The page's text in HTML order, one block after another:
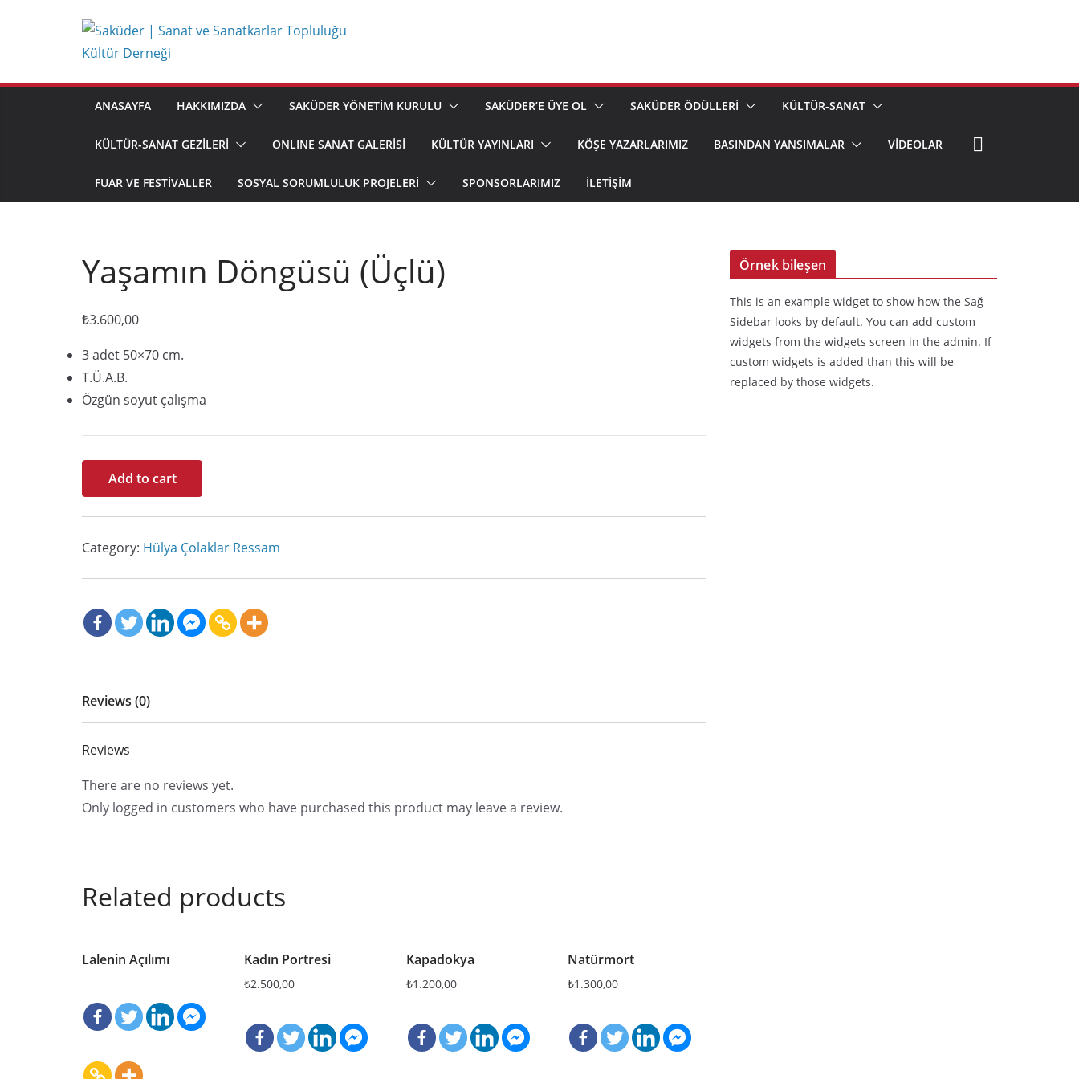
ANASAYFA HAKKIMIZDA SAKÜDER YÖNETİM KURULU SAKÜDER’E ÜYE OL SAKÜDER ÖDÜLLERİ KÜLTÜR-SANAT
KÜLTÜR-SANAT GEZİLERİ ONLINE SANAT GALERİSİ KÜLTÜR YAYINLARI KÖŞE YAZARLARIMIZ BASINDAN YANSIMALAR VIDEOLAR
FUAR VE FESTIVALLER SOSYAL SORUMLULUK PROJELERİ SPONSORLARIMIZ İLETIŞIM
Yaşamın Döngüsü (Üçlü)
₺3.600,00
3 adet 50×70 cm.
T.Ü.A.B.
Özgün soyut çalışma
Yaşamın
Döngüsü
(Üçlü)
Add to cart
Category: Hülya Çolaklar Ressam
Reviews (0)
Reviews
There are no reviews yet.
Only logged in customers who have purchased this product may leave a review.
Related products
Lalenin Açılımı Kadın Portresi
₺2.500,00
Kapadokya
₺1.200,00
Natürmort
₺1.300,00
Örnek bileşen
This is an example widget to show how the Sağ
Sidebar looks by default. You can add custom
widgets from the widgets screen in the admin. If
custom widgets is added than this will be
replaced by those widgets.